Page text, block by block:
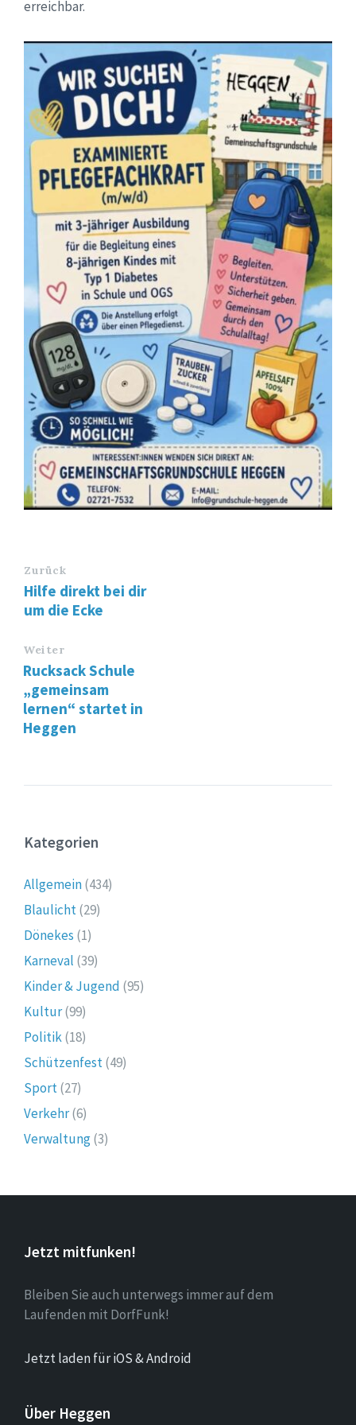
erreichbar.
Zurück
Hilfe direkt bei dir
um die Ecke
Weiter
Rucksack Schule
„gemeinsam
lernen“ startet in
Heggen
Kategorien
Allgemein(434)
Blaulicht(29)
Dönekes (1)
Karneval (39)
Kinder & Jugend (95)
Kultur(99)
Politik(18)
Schützenfest(49)
Sport(27)
Verkehr(6)
Verwaltung(3)
Jetzt mitfunken!
Bleiben Sie auch unterwegs immer auf dem
Laufenden mit DorfFunk!
Jetzt laden für iOS & Android
Über Heggen